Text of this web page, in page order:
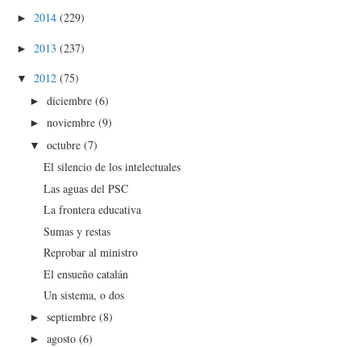
► 2014 (229)
► 2013 (237)
▼ 2012 (75)
►diciembre(6)
►noviembre(9)
▼octubre(7)
El silencio de los intelectuales
Las aguas del PSC
La frontera educativa
Sumas y restas
Reprobar al ministro
El ensueño catalán
Un sistema, o dos
►septiembre(8)
►agosto(6)